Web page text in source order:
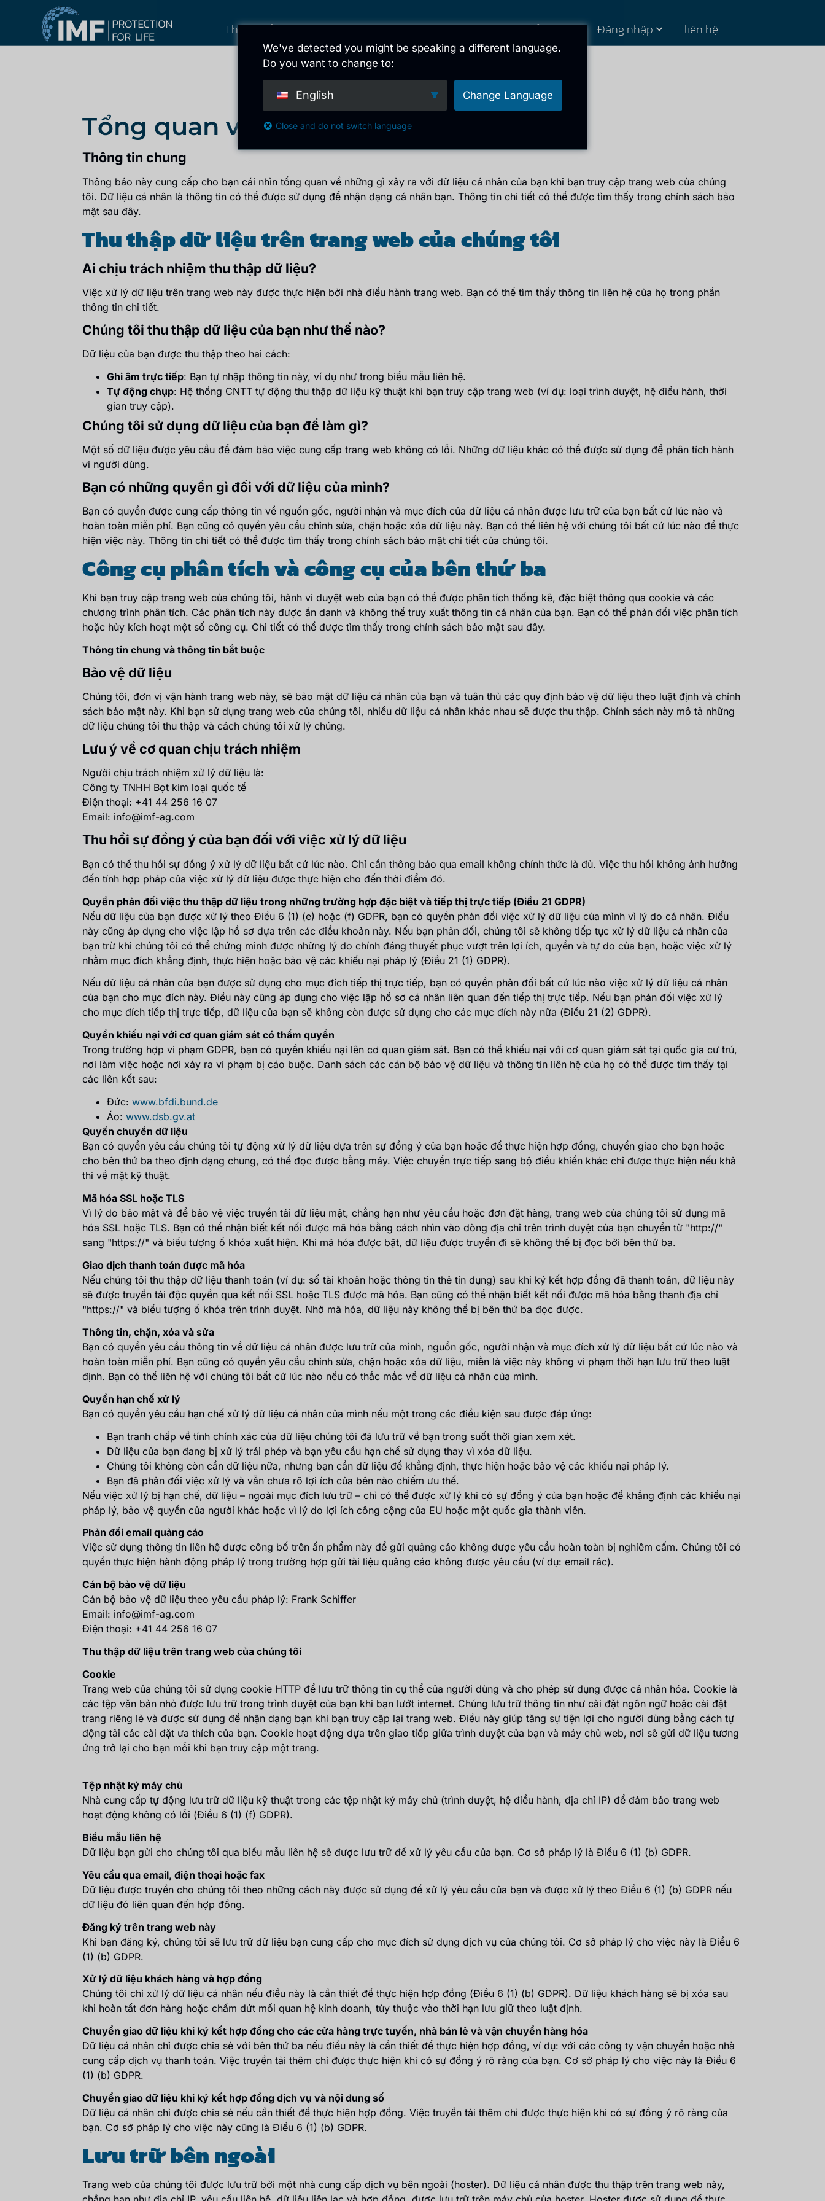
Theo đuổi Giấy phép toàn cầu phạm vi sự đổi mới Đăng nhập liên hệ
Tổng quan về bảo vệ dữ liệu
Thông tin chung
Thông báo này cung cấp cho bạn cái nhìn tổng quan về những gì xảy ra với dữ liệu cá nhân của bạn khi bạn truy cập trang web của chúng
tôi. Dữ liệu cá nhân là thông tin có thể được sử dụng để nhận dạng cá nhân bạn. Thông tin chi tiết có thể được tìm thấy trong chính sách bảo
mật sau đây.
Thu thập dữ liệu trên trang web của chúng tôi
Ai chịu trách nhiệm thu thập dữ liệu?
Việc xử lý dữ liệu trên trang web này được thực hiện bởi nhà điều hành trang web. Bạn có thể tìm thấy thông tin liên hệ của họ trong phần
thông tin chi tiết.
Chúng tôi thu thập dữ liệu của bạn như thế nào?
Dữ liệu của bạn được thu thập theo hai cách:
Ghi âm trực tiếp: Bạn tự nhập thông tin này, ví dụ như trong biểu mẫu liên hệ.
Tự động chụp: Hệ thống CNTT tự động thu thập dữ liệu kỹ thuật khi bạn truy cập trang web (ví dụ: loại trình duyệt, hệ điều hành, thời
gian truy cập).
Chúng tôi sử dụng dữ liệu của bạn để làm gì?
Một số dữ liệu được yêu cầu để đảm bảo việc cung cấp trang web không có lỗi. Những dữ liệu khác có thể được sử dụng để phân tích hành
vi người dùng.
Bạn có những quyền gì đối với dữ liệu của mình?
Bạn có quyền được cung cấp thông tin về nguồn gốc, người nhận và mục đích của dữ liệu cá nhân được lưu trữ của bạn bất cứ lúc nào và
hoàn toàn miễn phí. Bạn cũng có quyền yêu cầu chỉnh sửa, chặn hoặc xóa dữ liệu này. Bạn có thể liên hệ với chúng tôi bất cứ lúc nào để thực
hiện việc này. Thông tin chi tiết có thể được tìm thấy trong chính sách bảo mật chi tiết của chúng tôi.
Công cụ phân tích và công cụ của bên thứ ba
Khi bạn truy cập trang web của chúng tôi, hành vi duyệt web của bạn có thể được phân tích thống kê, đặc biệt thông qua cookie và các
chương trình phân tích. Các phân tích này được ẩn danh và không thể truy xuất thông tin cá nhân của bạn. Bạn có thể phản đối việc phân tích
hoặc hủy kích hoạt một số công cụ. Chi tiết có thể được tìm thấy trong chính sách bảo mật sau đây.
Thông tin chung và thông tin bắt buộc
Bảo vệ dữ liệu
Chúng tôi, đơn vị vận hành trang web này, sẽ bảo mật dữ liệu cá nhân của bạn và tuân thủ các quy định bảo vệ dữ liệu theo luật định và chính
sách bảo mật này. Khi bạn sử dụng trang web của chúng tôi, nhiều dữ liệu cá nhân khác nhau sẽ được thu thập. Chính sách này mô tả những
dữ liệu chúng tôi thu thập và cách chúng tôi xử lý chúng.
Lưu ý về cơ quan chịu trách nhiệm
Người chịu trách nhiệm xử lý dữ liệu là:
Công ty TNHH Bọt kim loại quốc tế
Điện thoại: +41 44 256 16 07
Email: info@imf-ag.com
Thu hồi sự đồng ý của bạn đối với việc xử lý dữ liệu
Bạn có thể thu hồi sự đồng ý xử lý dữ liệu bất cứ lúc nào. Chỉ cần thông báo qua email không chính thức là đủ. Việc thu hồi không ảnh hưởng
đến tính hợp pháp của việc xử lý dữ liệu được thực hiện cho đến thời điểm đó.
Quyền phản đối việc thu thập dữ liệu trong những trường hợp đặc biệt và tiếp thị trực tiếp (Điều 21 GDPR)
Nếu dữ liệu của bạn được xử lý theo Điều 6 (1) (e) hoặc (f) GDPR, bạn có quyền phản đối việc xử lý dữ liệu của mình vì lý do cá nhân. Điều
này cũng áp dụng cho việc lập hồ sơ dựa trên các điều khoản này. Nếu bạn phản đối, chúng tôi sẽ không tiếp tục xử lý dữ liệu cá nhân của
bạn trừ khi chúng tôi có thể chứng minh được những lý do chính đáng thuyết phục vượt trên lợi ích, quyền và tự do của bạn, hoặc việc xử lý
nhằm mục đích khẳng định, thực hiện hoặc bảo vệ các khiếu nại pháp lý (Điều 21 (1) GDPR).
Nếu dữ liệu cá nhân của bạn được sử dụng cho mục đích tiếp thị trực tiếp, bạn có quyền phản đối bất cứ lúc nào việc xử lý dữ liệu cá nhân
của bạn cho mục đích này. Điều này cũng áp dụng cho việc lập hồ sơ cá nhân liên quan đến tiếp thị trực tiếp. Nếu bạn phản đối việc xử lý
cho mục đích tiếp thị trực tiếp, dữ liệu của bạn sẽ không còn được sử dụng cho các mục đích này nữa (Điều 21 (2) GDPR).
Quyền khiếu nại với cơ quan giám sát có thẩm quyền
Trong trường hợp vi phạm GDPR, bạn có quyền khiếu nại lên cơ quan giám sát. Bạn có thể khiếu nại với cơ quan giám sát tại quốc gia cư trú,
nơi làm việc hoặc nơi xảy ra vi phạm bị cáo buộc. Danh sách các cán bộ bảo vệ dữ liệu và thông tin liên hệ của họ có thể được tìm thấy tại
các liên kết sau:
Đức: www.bfdi.bund.de
Áo: www.dsb.gv.at
Quyền chuyển dữ liệu
Bạn có quyền yêu cầu chúng tôi tự động xử lý dữ liệu dựa trên sự đồng ý của bạn hoặc để thực hiện hợp đồng, chuyển giao cho bạn hoặc
cho bên thứ ba theo định dạng chung, có thể đọc được bằng máy. Việc chuyển trực tiếp sang bộ điều khiển khác chỉ được thực hiện nếu khả
thi về mặt kỹ thuật.
Mã hóa SSL hoặc TLS
Vì lý do bảo mật và để bảo vệ việc truyền tải dữ liệu mật, chẳng hạn như yêu cầu hoặc đơn đặt hàng, trang web của chúng tôi sử dụng mã
hóa SSL hoặc TLS. Bạn có thể nhận biết kết nối được mã hóa bằng cách nhìn vào dòng địa chỉ trên trình duyệt của bạn chuyển từ "http://"
sang "https://" và biểu tượng ổ khóa xuất hiện. Khi mã hóa được bật, dữ liệu được truyền đi sẽ không thể bị đọc bởi bên thứ ba.
Giao dịch thanh toán được mã hóa
Nếu chúng tôi thu thập dữ liệu thanh toán (ví dụ: số tài khoản hoặc thông tin thẻ tín dụng) sau khi ký kết hợp đồng đã thanh toán, dữ liệu này
sẽ được truyền tải độc quyền qua kết nối SSL hoặc TLS được mã hóa. Bạn cũng có thể nhận biết kết nối được mã hóa bằng thanh địa chỉ
"https://" và biểu tượng ổ khóa trên trình duyệt. Nhờ mã hóa, dữ liệu này không thể bị bên thứ ba đọc được.
Thông tin, chặn, xóa và sửa
Bạn có quyền yêu cầu thông tin về dữ liệu cá nhân được lưu trữ của mình, nguồn gốc, người nhận và mục đích xử lý dữ liệu bất cứ lúc nào và
hoàn toàn miễn phí. Bạn cũng có quyền yêu cầu chỉnh sửa, chặn hoặc xóa dữ liệu, miễn là việc này không vi phạm thời hạn lưu trữ theo luật
định. Bạn có thể liên hệ với chúng tôi bất cứ lúc nào nếu có thắc mắc về dữ liệu cá nhân của mình.
Quyền hạn chế xử lý
Bạn có quyền yêu cầu hạn chế xử lý dữ liệu cá nhân của mình nếu một trong các điều kiện sau được đáp ứng:
Bạn tranh chấp về tính chính xác của dữ liệu chúng tôi đã lưu trữ về bạn trong suốt thời gian xem xét.
Dữ liệu của bạn đang bị xử lý trái phép và bạn yêu cầu hạn chế sử dụng thay vì xóa dữ liệu.
Chúng tôi không còn cần dữ liệu nữa, nhưng bạn cần dữ liệu để khẳng định, thực hiện hoặc bảo vệ các khiếu nại pháp lý.
Bạn đã phản đối việc xử lý và vẫn chưa rõ lợi ích của bên nào chiếm ưu thế.
Nếu việc xử lý bị hạn chế, dữ liệu – ngoài mục đích lưu trữ – chỉ có thể được xử lý khi có sự đồng ý của bạn hoặc để khẳng định các khiếu nại
pháp lý, bảo vệ quyền của người khác hoặc vì lý do lợi ích công cộng của EU hoặc một quốc gia thành viên.
Phản đối email quảng cáo
Việc sử dụng thông tin liên hệ được công bố trên ấn phẩm này để gửi quảng cáo không được yêu cầu hoàn toàn bị nghiêm cấm. Chúng tôi có
quyền thực hiện hành động pháp lý trong trường hợp gửi tài liệu quảng cáo không được yêu cầu (ví dụ: email rác).
Cán bộ bảo vệ dữ liệu
Cán bộ bảo vệ dữ liệu theo yêu cầu pháp lý: Frank Schiffer
Email: info@imf-ag.com
Điện thoại: +41 44 256 16 07
Thu thập dữ liệu trên trang web của chúng tôi
Cookie
Trang web của chúng tôi sử dụng cookie HTTP để lưu trữ thông tin cụ thể của người dùng và cho phép sử dụng được cá nhân hóa. Cookie là
các tệp văn bản nhỏ được lưu trữ trong trình duyệt của bạn khi bạn lướt internet. Chúng lưu trữ thông tin như cài đặt ngôn ngữ hoặc cài đặt
trang riêng lẻ và được sử dụng để nhận dạng bạn khi bạn truy cập lại trang web. Điều này giúp tăng sự tiện lợi cho người dùng bằng cách tự
động tải các cài đặt ưa thích của bạn. Cookie hoạt động dựa trên giao tiếp giữa trình duyệt của bạn và máy chủ web, nơi sẽ gửi dữ liệu tương
ứng trở lại cho bạn mỗi khi bạn truy cập một trang.
Tệp nhật ký máy chủ
Nhà cung cấp tự động lưu trữ dữ liệu kỹ thuật trong các tệp nhật ký máy chủ (trình duyệt, hệ điều hành, địa chỉ IP) để đảm bảo trang web
hoạt động không có lỗi (Điều 6 (1) (f) GDPR).
Biểu mẫu liên hệ
Dữ liệu bạn gửi cho chúng tôi qua biểu mẫu liên hệ sẽ được lưu trữ để xử lý yêu cầu của bạn. Cơ sở pháp lý là Điều 6 (1) (b) GDPR.
Yêu cầu qua email, điện thoại hoặc fax
Dữ liệu được truyền cho chúng tôi theo những cách này được sử dụng để xử lý yêu cầu của bạn và được xử lý theo Điều 6 (1) (b) GDPR nếu
dữ liệu đó liên quan đến hợp đồng.
Đăng ký trên trang web này
Khi bạn đăng ký, chúng tôi sẽ lưu trữ dữ liệu bạn cung cấp cho mục đích sử dụng dịch vụ của chúng tôi. Cơ sở pháp lý cho việc này là Điều 6
(1) (b) GDPR.
Xử lý dữ liệu khách hàng và hợp đồng
Chúng tôi chỉ xử lý dữ liệu cá nhân nếu điều này là cần thiết để thực hiện hợp đồng (Điều 6 (1) (b) GDPR). Dữ liệu khách hàng sẽ bị xóa sau
khi hoàn tất đơn hàng hoặc chấm dứt mối quan hệ kinh doanh, tùy thuộc vào thời hạn lưu giữ theo luật định.
Chuyển giao dữ liệu khi ký kết hợp đồng cho các cửa hàng trực tuyến, nhà bán lẻ và vận chuyển hàng hóa
Dữ liệu cá nhân chỉ được chia sẻ với bên thứ ba nếu điều này là cần thiết để thực hiện hợp đồng, ví dụ: với các công ty vận chuyển hoặc nhà
cung cấp dịch vụ thanh toán. Việc truyền tải thêm chỉ được thực hiện khi có sự đồng ý rõ ràng của bạn. Cơ sở pháp lý cho việc này là Điều 6
(1) (b) GDPR.
Chuyển giao dữ liệu khi ký kết hợp đồng dịch vụ và nội dung số
Dữ liệu cá nhân chỉ được chia sẻ nếu cần thiết để thực hiện hợp đồng. Việc truyền tải thêm chỉ được thực hiện khi có sự đồng ý rõ ràng của
bạn. Cơ sở pháp lý cho việc này cũng là Điều 6 (1) (b) GDPR.
Lưu trữ bên ngoài
Trang web của chúng tôi được lưu trữ bởi một nhà cung cấp dịch vụ bên ngoài (hoster). Dữ liệu cá nhân được thu thập trên trang web này,
We've detected you might be speaking a different language.
Do you want to change to:
English Change Language
Close and do not switch language